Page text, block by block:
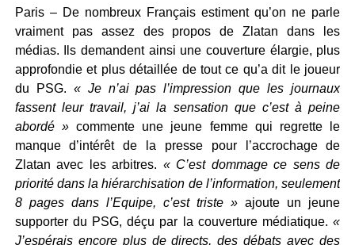
Paris – De nombreux Français estiment qu’on ne parle
vraiment pas assez des propos de Zlatan dans les
médias. Ils demandent ainsi une couverture élargie, plus
approfondie et plus détaillée de tout ce qu’a dit le joueur
du PSG. « Je n’ai pas l’impression que les journaux
fassent leur travail, j’ai la sensation que c’est à peine
abordé »commente une jeune femme qui regrette le
manque d’intérêt de la presse pour l’accrochage de
Zlatan avec les arbitres. « C’est dommage ce sens de
priorité dans la hiérarchisation de l’information, seulement
8 pages dans l’Equipe, c’est triste » ajoute un jeune
supporter du PSG, déçu par la couverture médiatique.«
J’espérais encore plus de directs, des débats avec des